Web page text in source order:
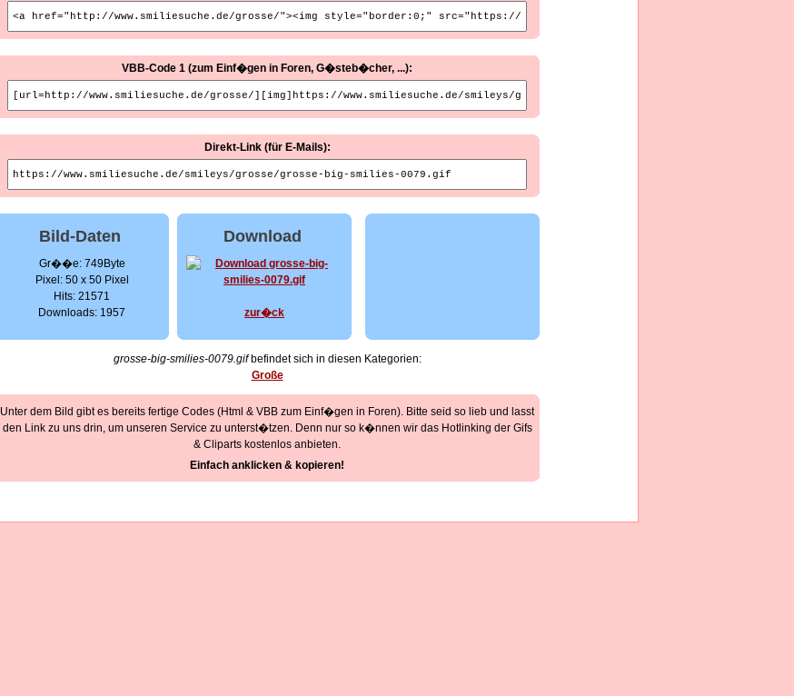
VBB-Code 1 (zum Einf�gen in Foren, G�steb�cher, ...):
Direkt-Link (für E-Mails):
Bild-Daten
Gr��e: 749Byte
Pixel: 50 x 50 Pixel
Hits: 21571
Downloads: 1957
Download
zur�ck
grosse-big-smilies-0079.gifbefindet sich in diesen Kategorien:
Große
Unter dem Bild gibt es bereits fertige Codes (Html & VBB zum Einf�gen in Foren). Bitte seid so lieb und lasst
den Link zu uns drin, um unseren Service zu unterst�tzen. Denn nur so k�nnen wir das Hotlinking der Gifs
& Cliparts kostenlos anbieten.
Einfach anklicken & kopieren!